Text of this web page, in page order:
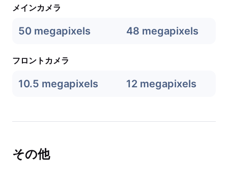
メインカメラ
50 megapixels 48 megapixels
フロントカメラ
10.5 megapixels 12 megapixels
その他